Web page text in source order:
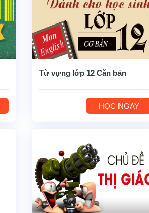
Từ vựng lớp 12 Căn bản
HỌC NGAY